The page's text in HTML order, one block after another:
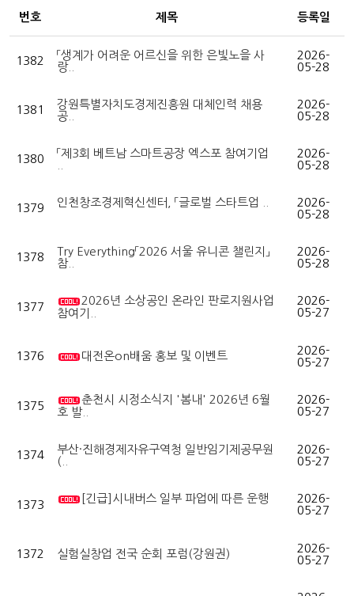
번호 제목 등록일
1382
「생계가 어려운 어르신을 위한 은빛노을 사
랑..
2026-
05-28
1381
강원특별자치도경제진흥원 대체인력 채용
공..
2026-
05-28
1380
「제3회 베트남 스마트공장 엑스포 참여기업
2026-
05-28
1379 인천창조경제혁신센터, 「글로벌 스타트업 ..
2026-
05-28
1378
Try Everything「2026 서울 유니콘 챌린지」
참..
2026-
05-28
1377
2026년 소상공인 온라인 판로지원사업
참여기..
2026-
05-27
1376 대전온on배움 홍보 및 이벤트
2026-
05-27
1375
춘천시 시정소식지 '봄내' 2026년 6월
호 발..
2026-
05-27
1374
부산·진해경제자유구역청 일반임기제공무원
(..
2026-
05-27
1373
[긴급]시내버스 일부 파업에 따른 운행
2026-
05-27
1372 실험실창업 전국 순회 포럼(강원권)
2026-
05-27